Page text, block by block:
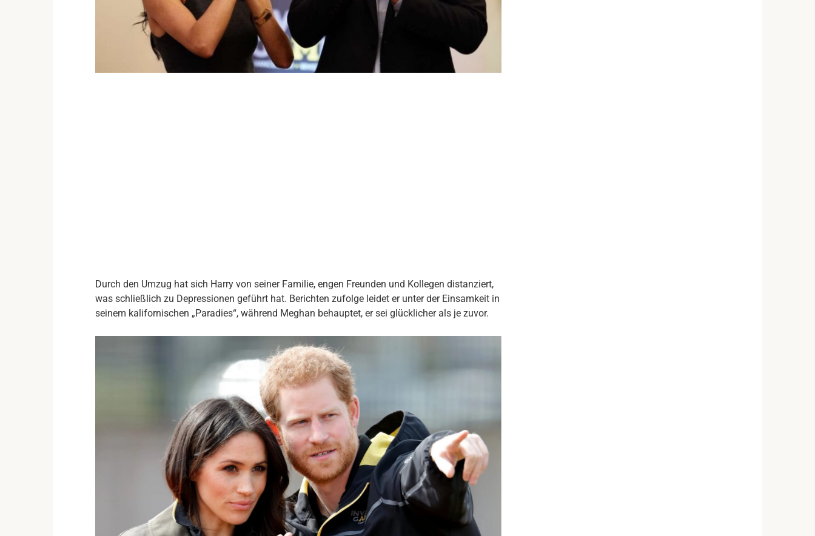
Durch den Umzug hat sich Harry von seiner Familie, engen Freunden und Kollegen distanziert,
was schließlich zu Depressionen geführt hat. Berichten zufolge leidet er unter der Einsamkeit in
seinem kalifornischen „Paradies“, während Meghan behauptet, er sei glücklicher als je zuvor.